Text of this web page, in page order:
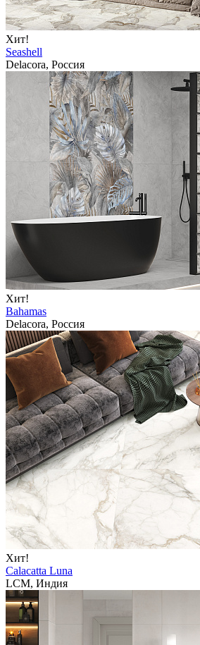
Хит!
Seashell
Delacora, Россия
Хит!
Bahamas
Delacora, Россия
Хит!
Calacatta Luna
LCM, Индия